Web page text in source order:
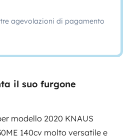
agevolazioni di pagamento
il suo furgone
modello 2020 KNAUS
140cv molto versatile e